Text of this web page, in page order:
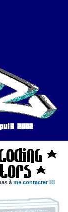
à me contacter !!!